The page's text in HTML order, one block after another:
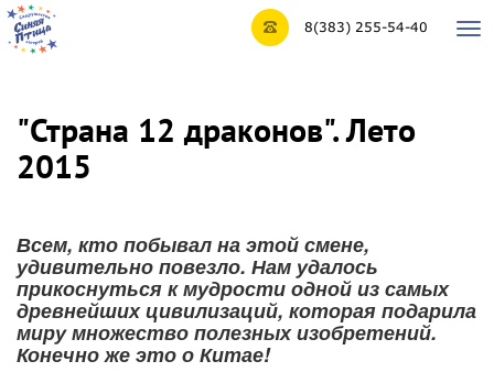
8(383) 255-54-40
"Страна 12 драконов". Лето
2015
Всем, кто побывал на этой смене,
удивительно повезло. Нам удалось
прикоснуться к мудрости одной из самых
древнейших цивилизаций, которая подарила
миру множество полезных изобретений.
Конечно же это о Китае!